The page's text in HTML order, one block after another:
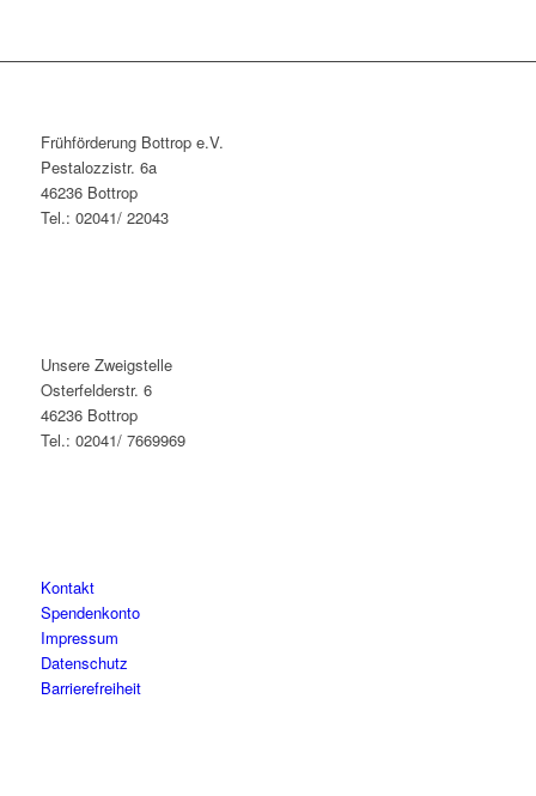
Frühförderung Bottrop e.V.
Pestalozzistr. 6a
46236 Bottrop
Tel.: 02041/ 22043
Unsere Zweigstelle
Osterfelderstr. 6
46236 Bottrop
Tel.: 02041/ 7669969
Kontakt
Spendenkonto
Impressum
Datenschutz
Barrierefreiheit